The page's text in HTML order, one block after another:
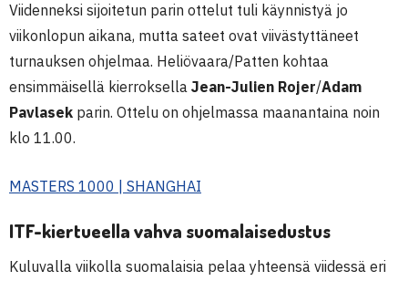
Viidenneksi sijoitetun parin ottelut tuli käynnistyä jo
viikonlopun aikana, mutta sateet ovat viivästyttäneet
turnauksen ohjelmaa. Heliövaara/Patten kohtaa
ensimmäisellä kierroksella Jean-Julien Rojer/Adam
Pavlasek parin. Ottelu on ohjelmassa maanantaina noin
klo 11.00.
MASTERS 1000 | SHANGHAI
ITF-kiertueella vahva suomalaisedustus
Kuluvalla viikolla suomalaisia pelaa yhteensä viidessä eri